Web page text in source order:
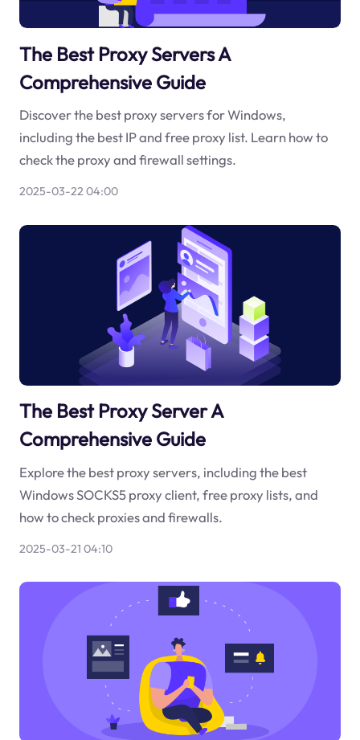
The Best Proxy Servers A
Comprehensive Guide
Discover the best proxy servers for Windows,
including the best IP and free proxy list. Learn how to
check the proxy and firewall settings.
2025-03-22 04:00
The Best Proxy Server A
Comprehensive Guide
Explore the best proxy servers, including the best
Windows SOCKS5 proxy client, free proxy lists, and
how to check proxies and firewalls.
2025-03-21 04:10